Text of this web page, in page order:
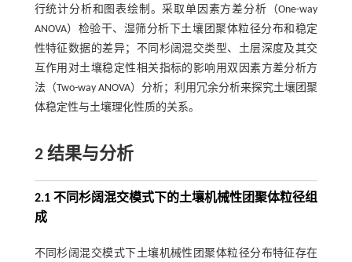
行统计分析和图表绘制。采取单因素方差分析（One-way
ANOVA）检验干、湿筛分析下土壤团聚体粒径分布和稳定
性特征数据的差异；不同杉阔混交类型、土层深度及其交
互作用对土壤稳定性相关指标的影响用双因素方差分析方
法（Two-way ANOVA）分析；利用冗余分析来探究土壤团聚
体稳定性与土壤理化性质的关系。
2 结果与分析
2.1 不同杉阔混交模式下的土壤机械性团聚体粒径组
成
不同杉阔混交模式下土壤机械性团聚体粒径分布特征存在